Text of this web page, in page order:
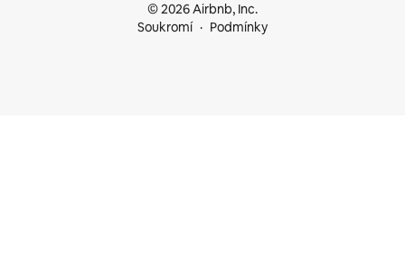
© 2026 Airbnb, Inc.
Soukromí
Podmínky